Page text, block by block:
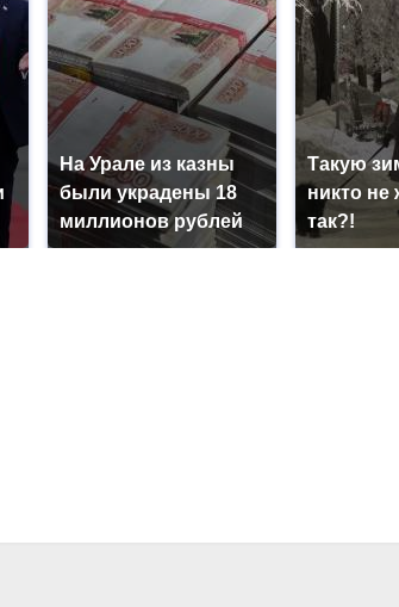
На Урале из казны
были украдены 18
миллионов рублей
Такую
никто не
так?!